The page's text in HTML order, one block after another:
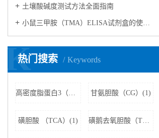
​土壤酸碱度测试方法全面指南
小鼠三甲胺（TMA）ELISA试剂盒的使用方法
热门搜索 Keywords
K
高密度脂蛋白3（HDL3）(1) 甘氨胆酸（CG）(1)
磺胆酸 （TCA）(1) 磺鹅去氧胆酸（TCDCA）(1)